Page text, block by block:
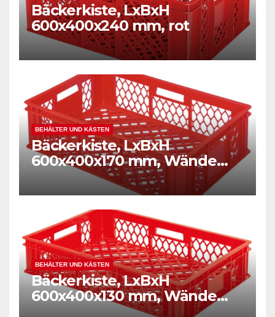
Bäckerkiste, LxBxH
600x400x240 mm, rot
BEHÄLTER UND KÄSTEN
Bäckerkiste, LxBxH
600x400x170 mm, Wände
und Boden durchbrochen,
Gewicht 1,50 kg, rot
BEHÄLTER UND KÄSTEN
Bäckerkiste, LxBxH
600x400x130 mm, Wände
und Boden durchbrochen,